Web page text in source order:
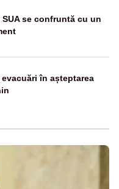
SUA se confruntă cu un
în așteptarea